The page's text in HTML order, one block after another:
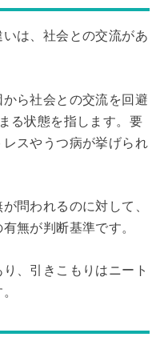
は、社会との交流があ
ら社会との交流を回避
る状態を指します。要
スやうつ病が挙げられ
問われるのに対して、
無が判断基準です。
、引きこもりはニート